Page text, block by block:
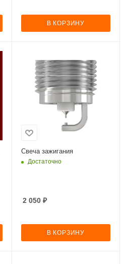
В КОРЗИНУ
Свеча зажигания
Достаточно
2 050 ₽
В КОРЗИНУ